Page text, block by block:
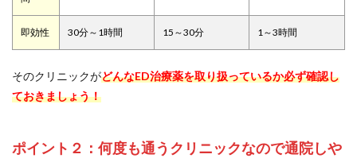
即効性 30分～1時間 15～30分 1～3時間
そのクリニックがどんなED治療薬を取り扱っているか必ず確認し
ておきましょう！
ポイント２：何度も通うクリニックなので通院しや